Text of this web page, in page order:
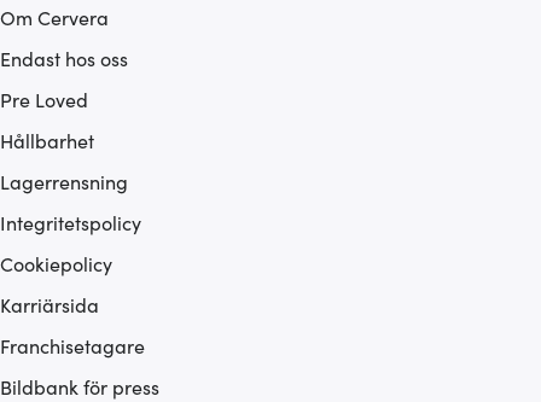
Om Cervera
Endast hos oss
Pre Loved
Hållbarhet
Lagerrensning
Integritetspolicy
Cookiepolicy
Karriärsida
Franchisetagare
Bildbank för press